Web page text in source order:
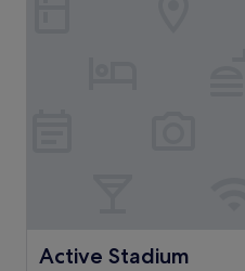
Active Stadium
Active Stadium